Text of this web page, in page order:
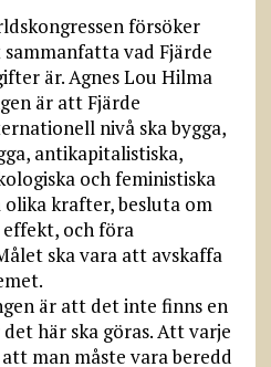
försöker
vad Fjärde
är. Agnes Lou Hilma
är att Fjärde
nivå ska bygga,
antikapitalistiska,
och feministiska
krafter, besluta om
och föra
ska vara att avskaffa
är att det inte finns en
här ska göras. Att varje
man måste vara beredd